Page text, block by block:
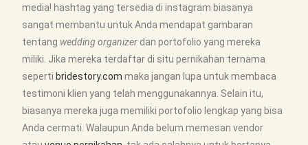
media! hashtag yang tersedia di instagram biasanya
sangat membantu untuk Anda mendapat gambaran
tentang wedding organizer dan portofolio yang mereka
miliki. Jika mereka terdaftar di situ pernikahan ternama
seperti bridestory.com maka jangan lupa untuk membaca
testimoni klien yang telah menggunakannya. Selain itu,
biasanya mereka juga memiliki portofolio lengkap yang bisa
Anda cermati. Walaupun Anda belum memesan vendor